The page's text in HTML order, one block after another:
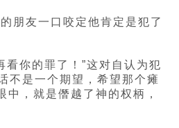
朋友一口咬定他肯定是犯了
你的罪了！”这对自认为犯
不是一个期望，希望那个瘫
，就是僭越了神的权柄，